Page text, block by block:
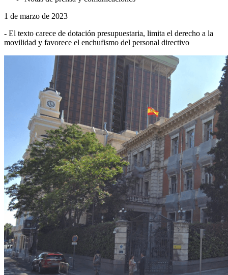
1 de marzo de 2023
- El texto carece de dotación presupuestaria, limita el derecho a la
movilidad y favorece el enchufismo del personal directivo